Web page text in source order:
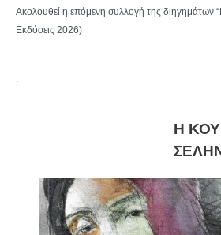
Ακολουθεί η επόμενη συλλογή της διηγημάτων
Εκδόσεις 2026)
Η